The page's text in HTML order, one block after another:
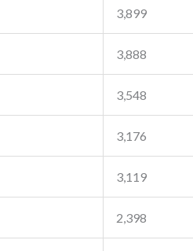
3,899
3,888
3,548
3,176
3,119
2,398